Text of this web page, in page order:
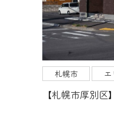
札幌市 エ
【札幌市厚別